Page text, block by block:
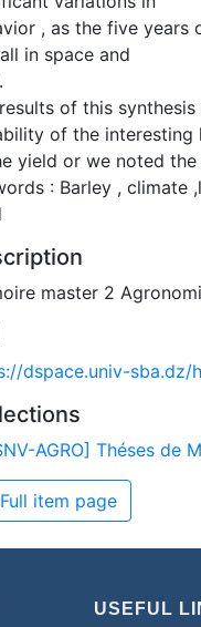
, as the five
in space and
of this
of the interesting
yield or we noted
: Barley , climate
master 2
dspace.univ-sba.dz/
AGRO] Théses de
Full item page
USEFUL